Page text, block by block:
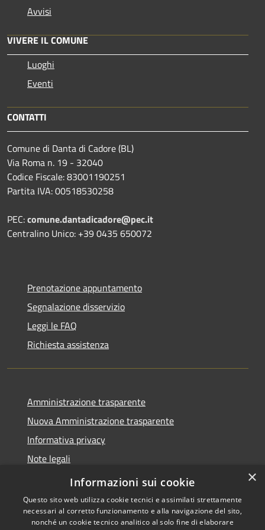
Avvisi
VIVERE IL COMUNE
Luoghi
Eventi
CONTATTI
Comune di Danta di Cadore (BL)
Via Roma n. 19 - 32040
Codice Fiscale: 83001190251
Partita IVA: 00518530258
PEC:comune.dantadicadore@pec.it
Centralino Unico: +39 0435 650072
Prenotazione appuntamento
Segnalazione disservizio
Leggi le FAQ
Richiesta assistenza
Amministrazione trasparente
Nuova Amministrazione trasparente
Informativa privacy
Note legali
Dichiarazione di accessibilità
×
Informazioni sui cookie
Questo sito web utilizza cookie tecnici e assimilati strettamente
necessari al corretto funzionamento e alla navigazione del sito,
nonché un cookie tecnico analitico al solo fine di elaborare